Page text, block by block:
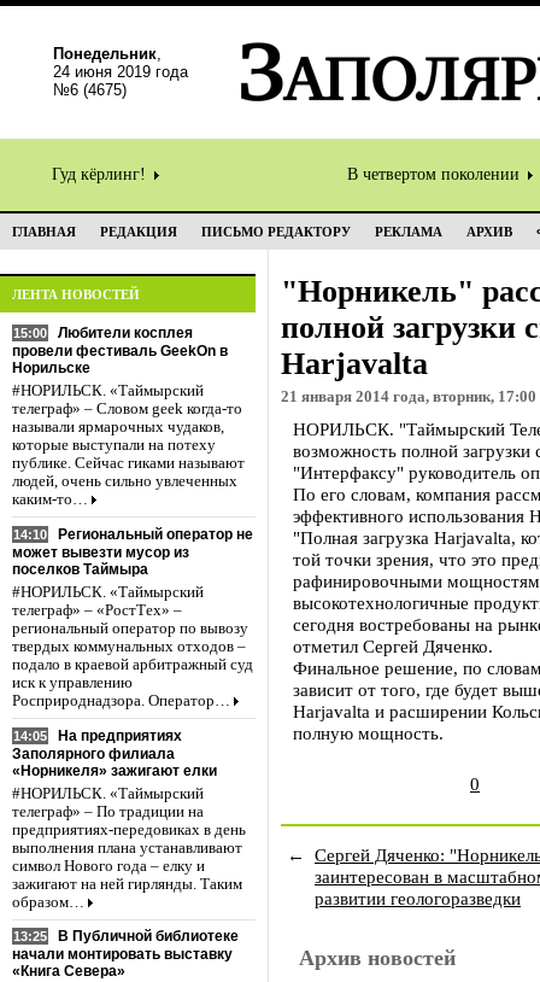
Понедельник,
24 июня 2019 года
№6 (4675)
Гуд кёрлинг! В четвертом поколении
ГЛАВНАЯ РЕДАКЦИЯ ПИСЬМО РЕДАКТОРУ РЕКЛАМА АРХИВ
ЛЕНТА НОВОСТЕЙ
15:00
Любители косплея
провели фестиваль GeekOn в
Норильске
#НОРИЛЬСК. «Таймырский
телеграф» – Словом geek когда-то
называли ярмарочных чудаков,
которые выступали на потеху
публике. Сейчас гиками называют
людей, очень сильно увлеченных
каким-то…
14:10
Региональный оператор не
может вывезти мусор из
поселков Таймыра
#НОРИЛЬСК. «Таймырский
телеграф» – «РостТех» –
региональный оператор по вывозу
твердых коммунальных отходов –
подало в краевой арбитражный суд
иск к управлению
Росприроднадзора. Оператор…
14:05
На предприятиях
Заполярного филиала
«Норникеля» зажигают елки
#НОРИЛЬСК. «Таймырский
телеграф» – По традиции на
предприятиях-передовиках в день
выполнения плана устанавливают
символ Нового года – елку и
зажигают на ней гирлянды. Таким
образом…
13:25
В Публичной библиотеке
начали монтировать выставку
«Книга Севера»
"Норникель"
полной загрузки
Harjavalta
21 января 2014 года, вторник, 17:00
НОРИЛЬСК. "Таймырский
возможность полной
"Интерфаксу" руководитель
По его словам, компания
эффективного использования
"Полная загрузка Harjavalta,
той точки зрения, что это
рафинировочными
высокотехнологичные
сегодня востребованы на
отметил Сергей Дяченко.
Финальное решение, по
зависит от того, где будет
Harjavalta и расширении
полную мощность.
0
←
Сергей Дяченко:
заинтересован в
развитии геологоразведки
Архив новостей